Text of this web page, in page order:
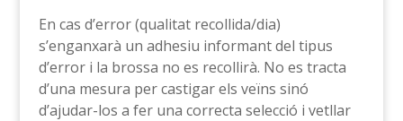
En cas d’error (qualitat recollida/dia)
s’enganxarà un adhesiu informant del tipus
d’error i la brossa no es recollirà. No es tracta
d’una mesura per castigar els veïns sinó
d’ajudar-los a fer una correcta selecció i vetllar